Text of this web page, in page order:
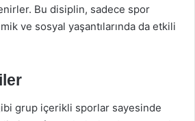
Bu disiplin, sadece spor
ve sosyal yaşantılarında da etkili
grup içerikli sporlar sayesinde